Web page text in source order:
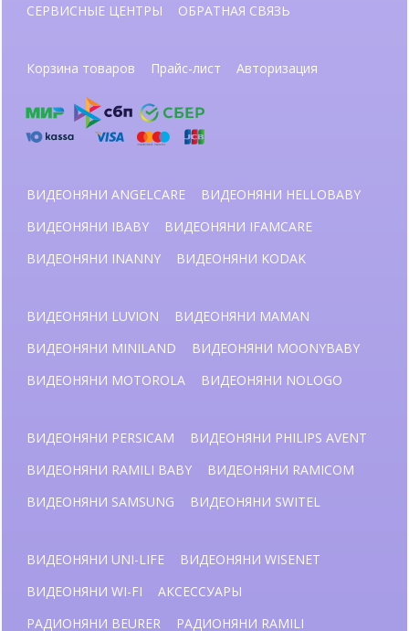
СЕРВИСНЫЕ ЦЕНТРЫ
ОБРАТНАЯ СВЯЗЬ
Корзина товаров Прайс-лист Авторизация
ВИДЕОНЯНИ ANGELCARE
ВИДЕОНЯНИ HELLOBABY
ВИДЕОНЯНИ IBABY
ВИДЕОНЯНИ IFAMCARE
ВИДЕОНЯНИ INANNY
ВИДЕОНЯНИ KODAK
ВИДЕОНЯНИ LUVION
ВИДЕОНЯНИ MAMAN
ВИДЕОНЯНИ MINILAND
ВИДЕОНЯНИ MOONYBABY
ВИДЕОНЯНИ MOTOROLA
ВИДЕОНЯНИ NOLOGO
ВИДЕОНЯНИ PERSICAM
ВИДЕОНЯНИ PHILIPS AVENT
ВИДЕОНЯНИ RAMILI BABY
ВИДЕОНЯНИ RAMICOM
ВИДЕОНЯНИ SAMSUNG
ВИДЕОНЯНИ SWITEL
ВИДЕОНЯНИ UNI-LIFE
ВИДЕОНЯНИ WISENET
ВИДЕОНЯНИ WI-FI
АКСЕССУАРЫ
РАДИОНЯНИ BEURER
РАДИОНЯНИ RAMILI